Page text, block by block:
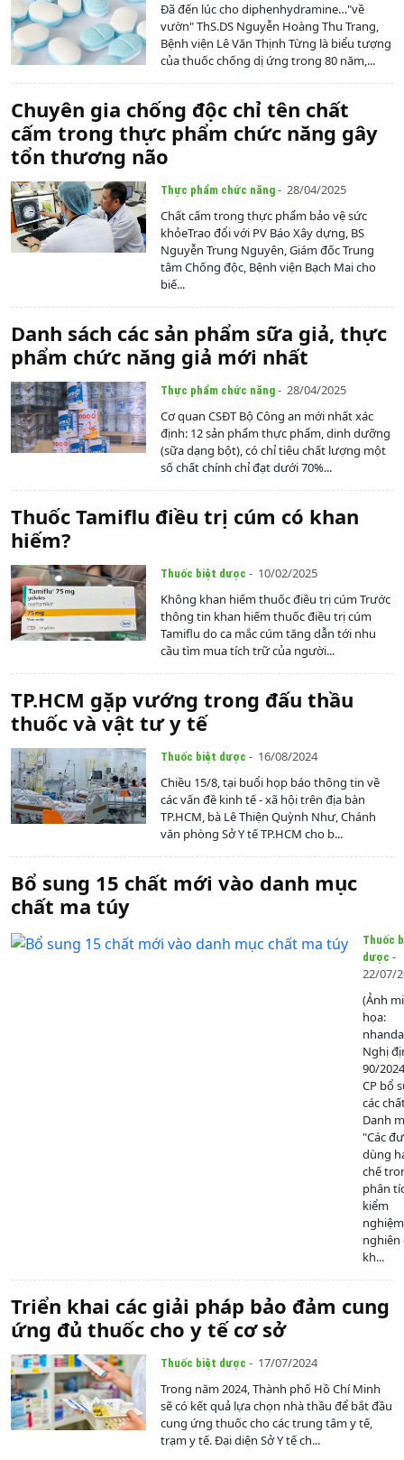
Đã đến lúc cho diphenhydramine…"về
vườn" ThS.DS Nguyễn Hoàng Thu Trang,
Bệnh viện Lê Văn Thịnh Từng là biểu tượng
của thuốc chống dị ứng trong 80 năm,...
Chuyên gia chống độc chỉ tên chất
cấm trong thực phẩm chức năng gây
tổn thương não
Thực phẩm chức năng - 28/04/2025
Chất cấm trong thực phẩm bảo vệ sức
khỏeTrao đổi với PV Báo Xây dựng, BS
Nguyễn Trung Nguyên, Giám đốc Trung
tâm Chống độc, Bệnh viện Bạch Mai cho
biế...
Danh sách các sản phẩm sữa giả, thực
phẩm chức năng giả mới nhất
Thực phẩm chức năng - 28/04/2025
Cơ quan CSĐT Bộ Công an mới nhất xác
định: 12 sản phẩm thực phẩm, dinh dưỡng
(sữa dạng bột), có chỉ tiêu chất lượng một
số chất chính chỉ đạt dưới 70%...
Thuốc Tamiflu điều trị cúm có khan
hiếm?
Thuốc biệt dược - 10/02/2025
Không khan hiếm thuốc điều trị cúm Trước
thông tin khan hiếm thuốc điều trị cúm
Tamiflu do ca mắc cúm tăng dẫn tới nhu
cầu tìm mua tích trữ của người...
TP.HCM gặp vướng trong đấu thầu
thuốc và vật tư y tế
Thuốc biệt dược - 16/08/2024
Chiều 15/8, tại buổi họp báo thông tin về
các vấn đề kinh tế - xã hội trên địa bàn
TP.HCM, bà Lê Thiện Quỳnh Như, Chánh
văn phòng Sở Y tế TP.HCM cho b...
Bổ sung 15 chất mới vào danh mục
chất ma túy
Thuốc
dược -
22/07/
(Ảnh
họa:
Nghị
90/
CP bổ
các
Danh
"Các
dùng
chế
phân
kiểm
nghiên
kh...
Triển khai các giải pháp bảo đảm cung
ứng đủ thuốc cho y tế cơ sở
Thuốc biệt dược - 17/07/2024
Trong năm 2024, Thành phố Hồ Chí Minh
sẽ có kết quả lựa chọn nhà thầu để bắt đầu
cung ứng thuốc cho các trung tâm y tế,
trạm y tế. Đại diện Sở Y tế ch...